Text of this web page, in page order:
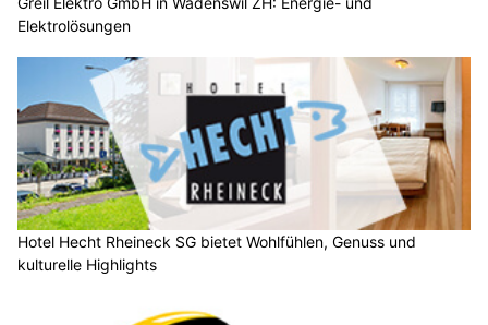
Elektrolösungen
Hotel Hecht Rheineck SG bietet Wohlfühlen, Genuss und
kulturelle Highlights